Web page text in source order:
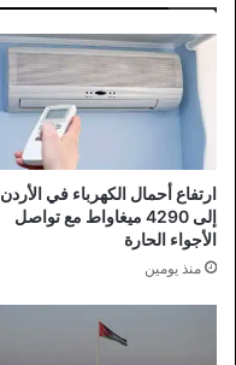
ارتفاع أحمال الكهرباء في الأردن
إلى 4290 ميغاواط مع تواصل
الأجواء الحارة
منذ يومين